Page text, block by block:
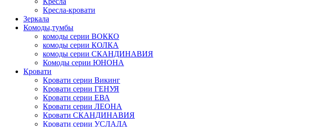
Кресла-кровати
Зеркала
Комоды,тумбы
комоды серии ВОККО
комоды серии КОЛКА
комоды серии СКАНДИНАВИЯ
Комоды серии ЮНОНА
Кровати
Кровати серии Викинг
Кровати серии ГЕНУЯ
Кровати серии ЕВА
Кровати серии ЛЕОНА
Кровати СКАНДИНАВИЯ
Кровати серии УСЛАДА